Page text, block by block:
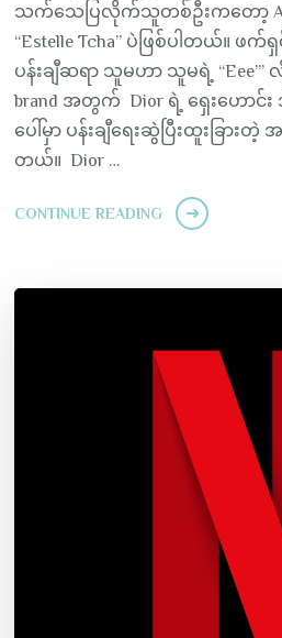
သက်သေပြလိုက်သူတစ်ဦးကတော့
“Estelle Tcha” ပဲဖြစ်ပါတယ်။ ဖ
ပန်းချီဆရာ သူမဟာ သူမရဲ့
brand အတွက် Dior ရဲ့ ရှေးဟောင်
ပေါ်မှာ ပန်းချီရေးဆွဲပြီးထူးခြာ
တယ်။ Dior …
CONTINUE READING